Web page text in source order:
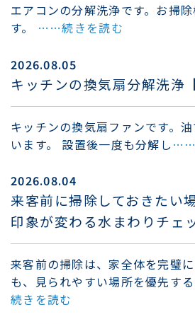
エアコンの分解洗浄です。お掃
す。 ……続きを読む
2026.08.05
キッチンの換気扇分解洗浄
キッチンの換気扇ファンです。
います。 設置後一度も分解し ……
2026.08.04
来客前に掃除しておきたい
印象が変わる水まわりチェ
来客前の掃除は、家全体を完璧
も、見られやすい場所を優先す
続きを読む